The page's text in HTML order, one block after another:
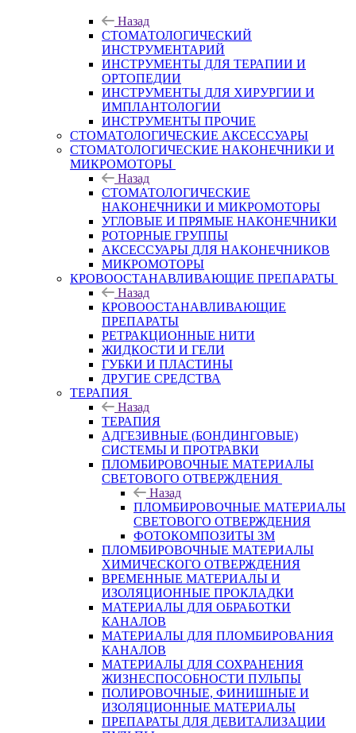
Назад
СТОМАТОЛОГИЧЕСКИЙ
ИНСТРУМЕНТАРИЙ
ИНСТРУМЕНТЫ ДЛЯ ТЕРАПИИ И
ОРТОПЕДИИ
ИНСТРУМЕНТЫ ДЛЯ ХИРУРГИИ И
ИМПЛАНТОЛОГИИ
ИНСТРУМЕНТЫ ПРОЧИЕ
СТОМАТОЛОГИЧЕСКИЕ АКСЕССУАРЫ
СТОМАТОЛОГИЧЕСКИЕ НАКОНЕЧНИКИ И
МИКРОМОТОРЫ
Назад
СТОМАТОЛОГИЧЕСКИЕ
НАКОНЕЧНИКИ И МИКРОМОТОРЫ
УГЛОВЫЕ И ПРЯМЫЕ НАКОНЕЧНИКИ
РОТОРНЫЕ ГРУППЫ
АКСЕССУАРЫ ДЛЯ НАКОНЕЧНИКОВ
МИКРОМОТОРЫ
КРОВООСТАНАВЛИВАЮЩИЕ ПРЕПАРАТЫ
Назад
КРОВООСТАНАВЛИВАЮЩИЕ
ПРЕПАРАТЫ
РЕТРАКЦИОННЫЕ НИТИ
ЖИДКОСТИ И ГЕЛИ
ГУБКИ И ПЛАСТИНЫ
ДРУГИЕ СРЕДСТВА
ТЕРАПИЯ
Назад
ТЕРАПИЯ
АДГЕЗИВНЫЕ (БОНДИНГОВЫЕ)
СИСТЕМЫ И ПРОТРАВКИ
ПЛОМБИРОВОЧНЫЕ МАТЕРИАЛЫ
СВЕТОВОГО ОТВЕРЖДЕНИЯ
Назад
ПЛОМБИРОВОЧНЫЕ МАТЕРИАЛЫ
СВЕТОВОГО ОТВЕРЖДЕНИЯ
ФОТОКОМПОЗИТЫ 3М
ПЛОМБИРОВОЧНЫЕ МАТЕРИАЛЫ
ХИМИЧЕСКОГО ОТВЕРЖДЕНИЯ
ВРЕМЕННЫЕ МАТЕРИАЛЫ И
ИЗОЛЯЦИОННЫЕ ПРОКЛАДКИ
МАТЕРИАЛЫ ДЛЯ ОБРАБОТКИ
КАНАЛОВ
МАТЕРИАЛЫ ДЛЯ ПЛОМБИРОВАНИЯ
КАНАЛОВ
МАТЕРИАЛЫ ДЛЯ СОХРАНЕНИЯ
ЖИЗНЕСПОСОБНОСТИ ПУЛЬПЫ
ПОЛИРОВОЧНЫЕ, ФИНИШНЫЕ И
ИЗОЛЯЦИОННЫЕ МАТЕРИАЛЫ
ПРЕПАРАТЫ ДЛЯ ДЕВИТАЛИЗАЦИИ